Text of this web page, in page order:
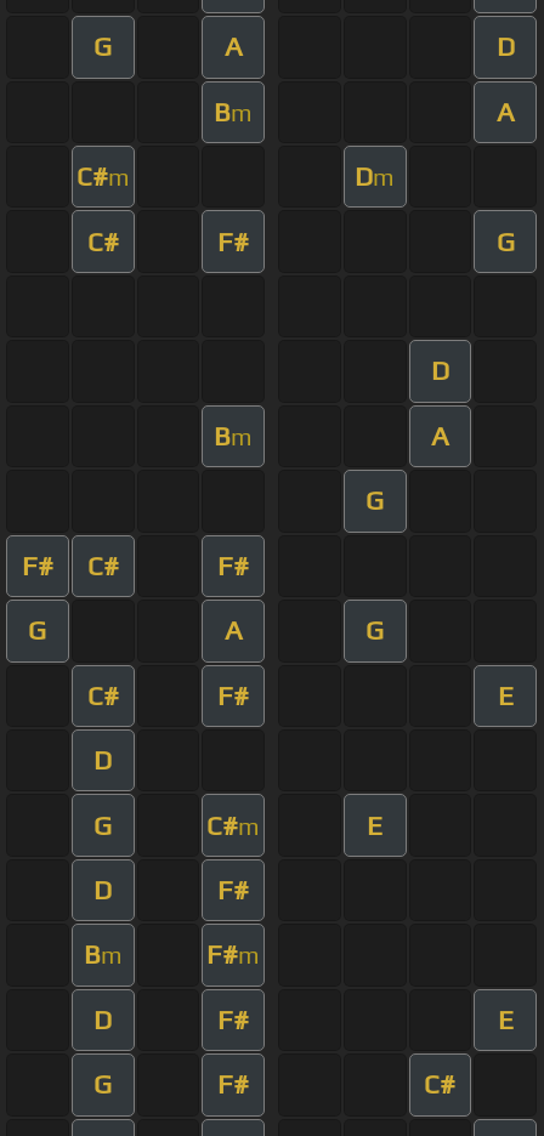
G A D
Bm A
C#m Dm
C# F# G
D
Bm A
G
F# C# F#
G A G
C# F# E
D
G C#m E
D F#
Bm F#m
D F# E
G F# C#